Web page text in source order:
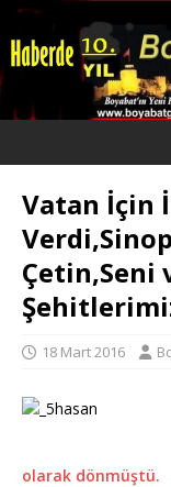
Vatan İçin
Çetin,Seni
18 Mart 2016
olarak dönmüştü.